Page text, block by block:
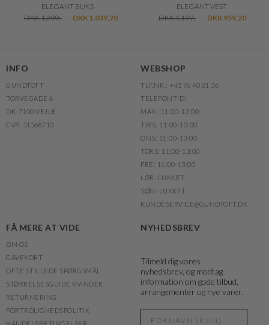
ELEGANT BUKS
DKK 1.299,-
DKK 1.039,20
ELEGANT VEST
DKK 1.199,-
DKK 959,20
INFO
GUNDTOFT
TORVEGADE 6
DK-7100 VEJLE
CVR. 51568710
WEBSHOP
TLF.NR.: +45 76 40 81 36
TELEFONTID:
MAN: 11:00-13:00
TIRS: 11:00-13:00
ONS: 11:00-13:00
TORS: 11:00-13:00
FRE: 11:00-13:00
LØR: LUKKET
SØN: LUKKET
KUNDESERVICE@GUNDTOFT.DK
FÅ MERE AT VIDE
OM OS
GAVEKORT
OFTE STILLEDE SPØRGSMÅL
STØRRELSESGUIDE KVINDER
RETURNERING
FORTROLIGHEDSPOLITIK
NYHEDSBREV
Tilmeld dig vores
nyhedsbrev, og modtag
information om gode tilbud,
arrangementer og nye varer.